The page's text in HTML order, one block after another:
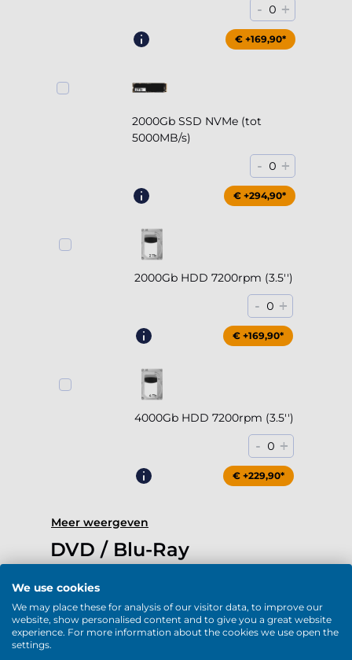
- 0 +
€ +169,90*
2000Gb SSD NVMe (tot
5000MB/s)
- 0 +
€ +294,90*
2000Gb HDD 7200rpm (3.5'')
- 0 +
€ +169,90*
4000Gb HDD 7200rpm (3.5'')
- 0 +
€ +229,90*
Meer weergeven
DVD / Blu-Ray
DVD-RW (USB)
We use cookies
We may place these for analysis of our visitor data, to improve our
website, show personalised content and to give you a great website
experience. For more information about the cookies we use open the
settings.